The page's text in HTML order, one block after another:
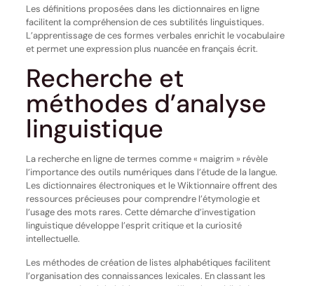
Les définitions proposées dans les dictionnaires en ligne
facilitent la compréhension de ces subtilités linguistiques.
L’apprentissage de ces formes verbales enrichit le vocabulaire
et permet une expression plus nuancée en français écrit.
Recherche et
méthodes d’analyse
linguistique
La recherche en ligne de termes comme « maigrim » révèle
l’importance des outils numériques dans l’étude de la langue.
Les dictionnaires électroniques et le Wiktionnaire offrent des
ressources précieuses pour comprendre l’étymologie et
l’usage des mots rares. Cette démarche d’investigation
linguistique développe l’esprit critique et la curiosité
intellectuelle.
Les méthodes de création de listes alphabétiques facilitent
l’organisation des connaissances lexicales. En classant les